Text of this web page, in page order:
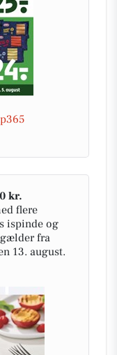
kr.
flere
ispinde og
fra
13. august.